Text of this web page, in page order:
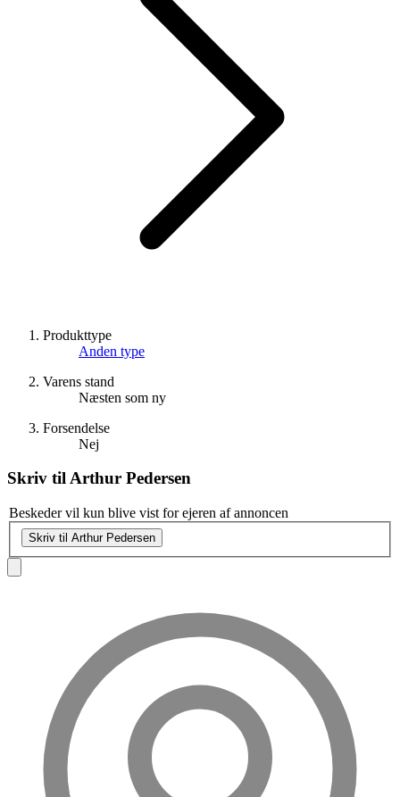
Produkttype
Anden type
Varens stand
Næsten som ny
Forsendelse
Nej
Skriv tilArthur Pedersen
Beskeder vil kun blive vist for ejeren af annoncen
Skriv til Arthur Pedersen